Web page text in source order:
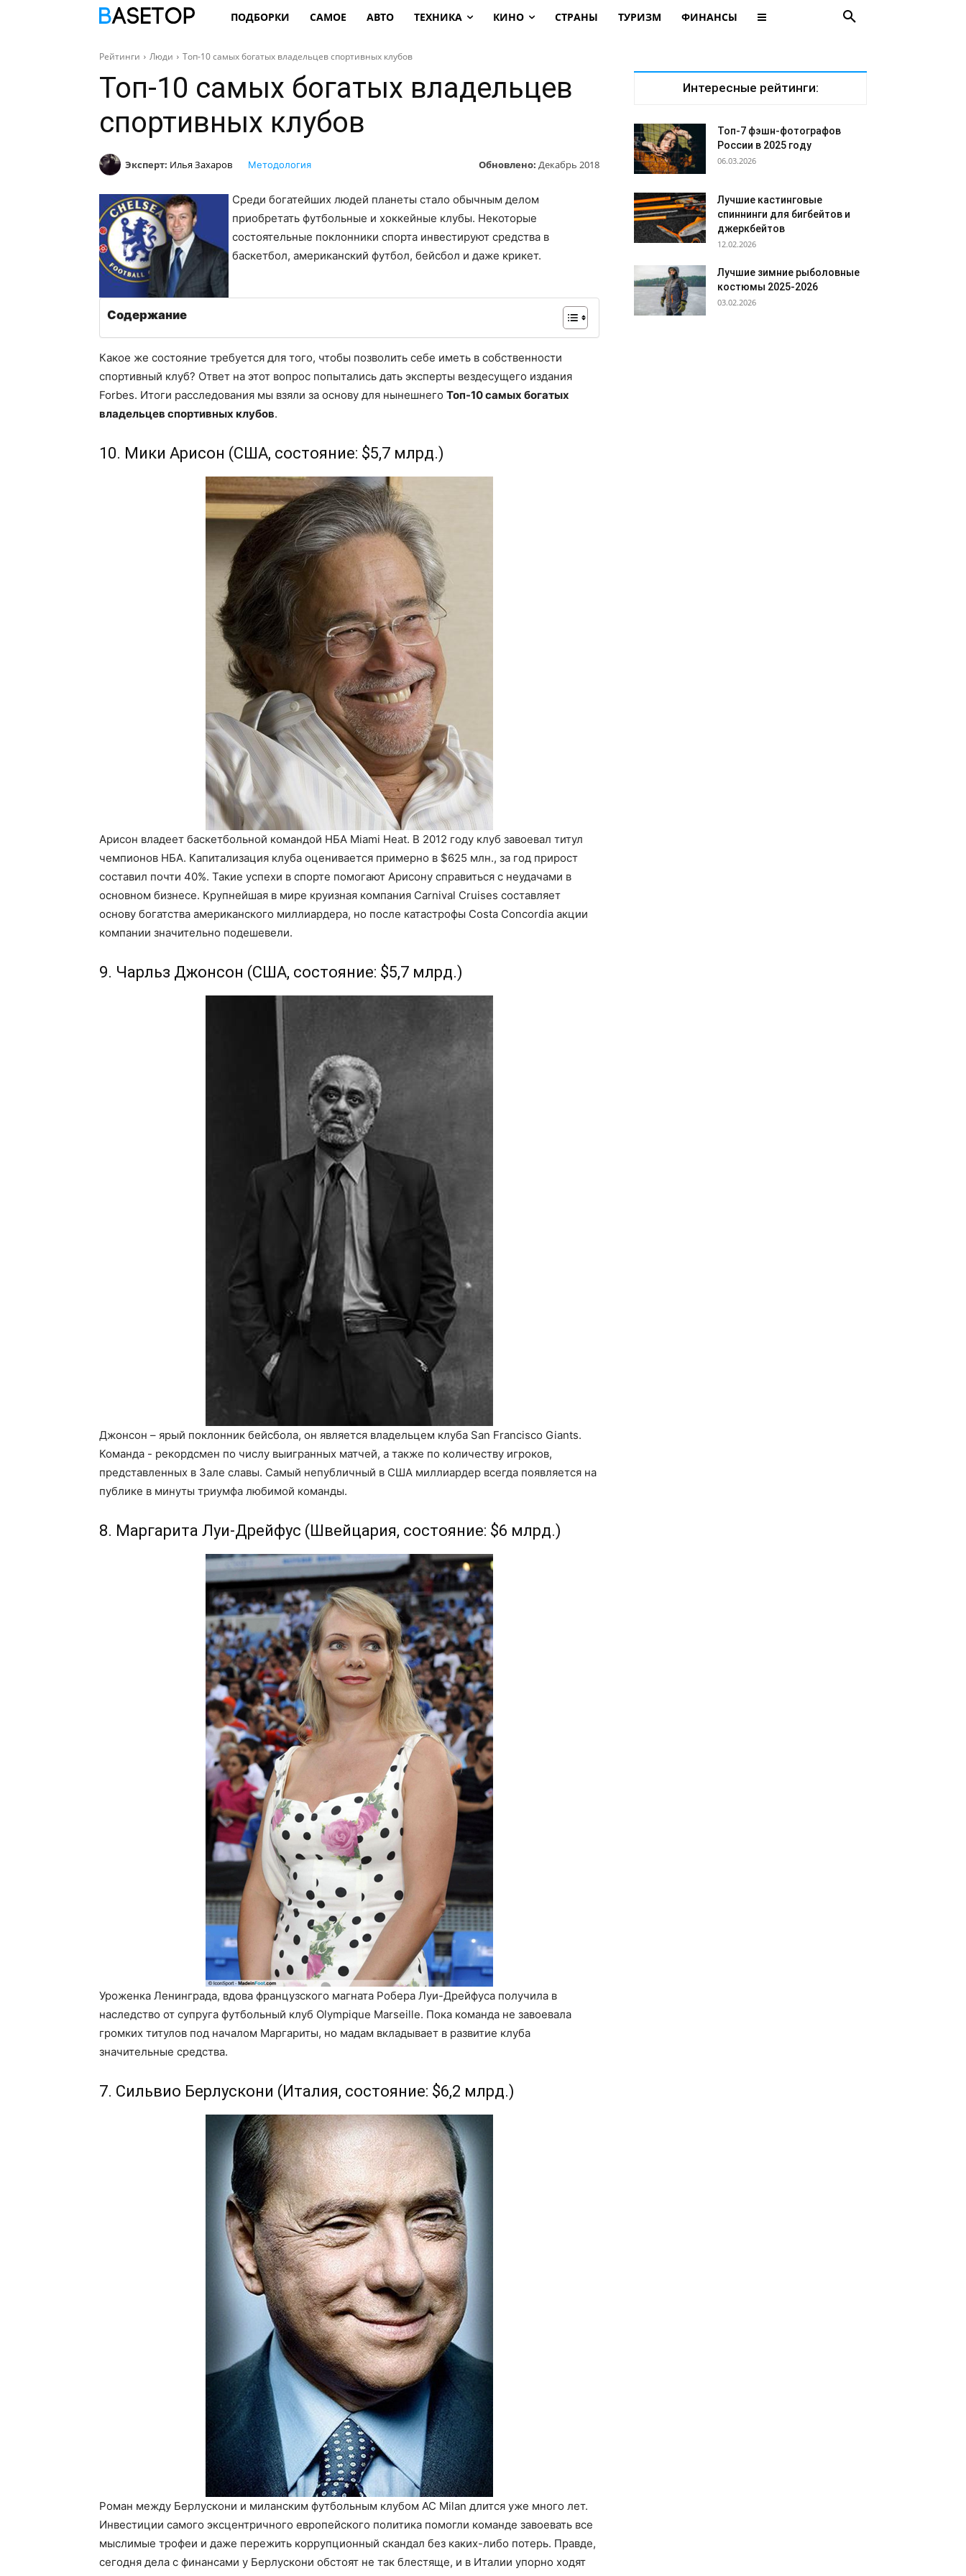
ПОДБОРКИ САМОЕ АВТО ТЕХНИКА КИНО СТРАНЫ ТУРИЗМ ФИНАНСЫ
Рейтинги Люди Топ-10 самых богатых владельцев спортивных клубов
Топ-10 самых богатых владельцев
спортивных клубов
Эксперт: Илья Захаров Обновлено: Декабрь 2018
Методология
Среди богатейших людей планеты стало обычным делом
приобретать футбольные и хоккейные клубы. Некоторые
состоятельные поклонники спорта инвестируют средства в
баскетбол, американский футбол, бейсбол и даже крикет.
Содержание
Какое же состояние требуется для того, чтобы позволить себе иметь в собственности
спортивный клуб? Ответ на этот вопрос попытались дать эксперты вездесущего издания
Forbes. Итоги расследования мы взяли за основу для нынешнего Топ-10 самых богатых
владельцев спортивных клубов.
10. Мики Арисон (США, состояние: $5,7 млрд.)
Арисон владеет баскетбольной командой НБА Miami Heat. В 2012 году клуб завоевал титул
чемпионов НБА. Капитализация клуба оценивается примерно в $625 млн., за год прирост
составил почти 40%. Такие успехи в спорте помогают Арисону справиться с неудачами в
основном бизнесе. Крупнейшая в мире круизная компания Carnival Cruises составляет
основу богатства американского миллиардера, но после катастрофы Costa Concordia акции
компании значительно подешевели.
9. Чарльз Джонсон (США, состояние: $5,7 млрд.)
Джонсон – ярый поклонник бейсбола, он является владельцем клуба San Francisco Giants.
Команда - рекордсмен по числу выигранных матчей, а также по количеству игроков,
представленных в Зале славы. Самый непубличный в США миллиардер всегда появляется на
публике в минуты триумфа любимой команды.
8. Маргарита Луи-Дрейфус (Швейцария, состояние: $6 млрд.)
Уроженка Ленинграда, вдова французского магната Робера Луи-Дрейфуса получила в
наследство от супруга футбольный клуб Olympique Marseille. Пока команда не завоевала
громких титулов под началом Маргариты, но мадам вкладывает в развитие клуба
значительные средства.
7. Сильвио Берлускони (Италия, состояние: $6,2 млрд.)
Роман между Берлускони и миланским футбольным клубом AC Milan длится уже много лет.
Инвестиции самого эксцентричного европейского политика помогли команде завоевать все
мыслимые трофеи и даже пережить коррупционный скандал без каких-либо потерь. Правде,
сегодня дела с финансами у Берлускони обстоят не так блестяще, и в Италии упорно ходят
Интересные рейтинги:
Топ-7 фэшн-фотографов
России в 2025 году
06.03.2026
Лучшие кастинговые
спиннинги для бигбейтов и
джеркбейтов
12.02.2026
Лучшие зимние рыболовные
костюмы 2025-2026
03.02.2026